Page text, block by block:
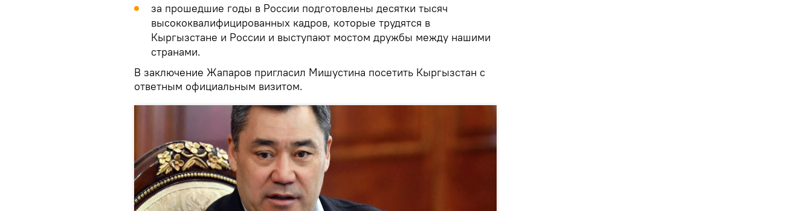
за прошедшие годы в России подготовлены десятки тысяч
высококвалифицированных кадров, которые трудятся в
Кыргызстане и России и выступают мостом дружбы между нашими
странами.
В заключение Жапаров пригласил Мишустина посетить Кыргызстан с
ответным официальным визитом.